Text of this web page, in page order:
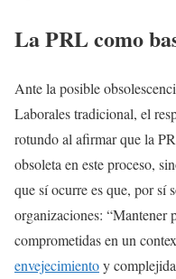
La PRL como
Ante la posible
Laborales tradicional, el
rotundo al afirmar que la
obsoleta en este proceso,
que sí ocurre es que, por sí
organizaciones: “Mantener
comprometidas en un
envejecimientoy